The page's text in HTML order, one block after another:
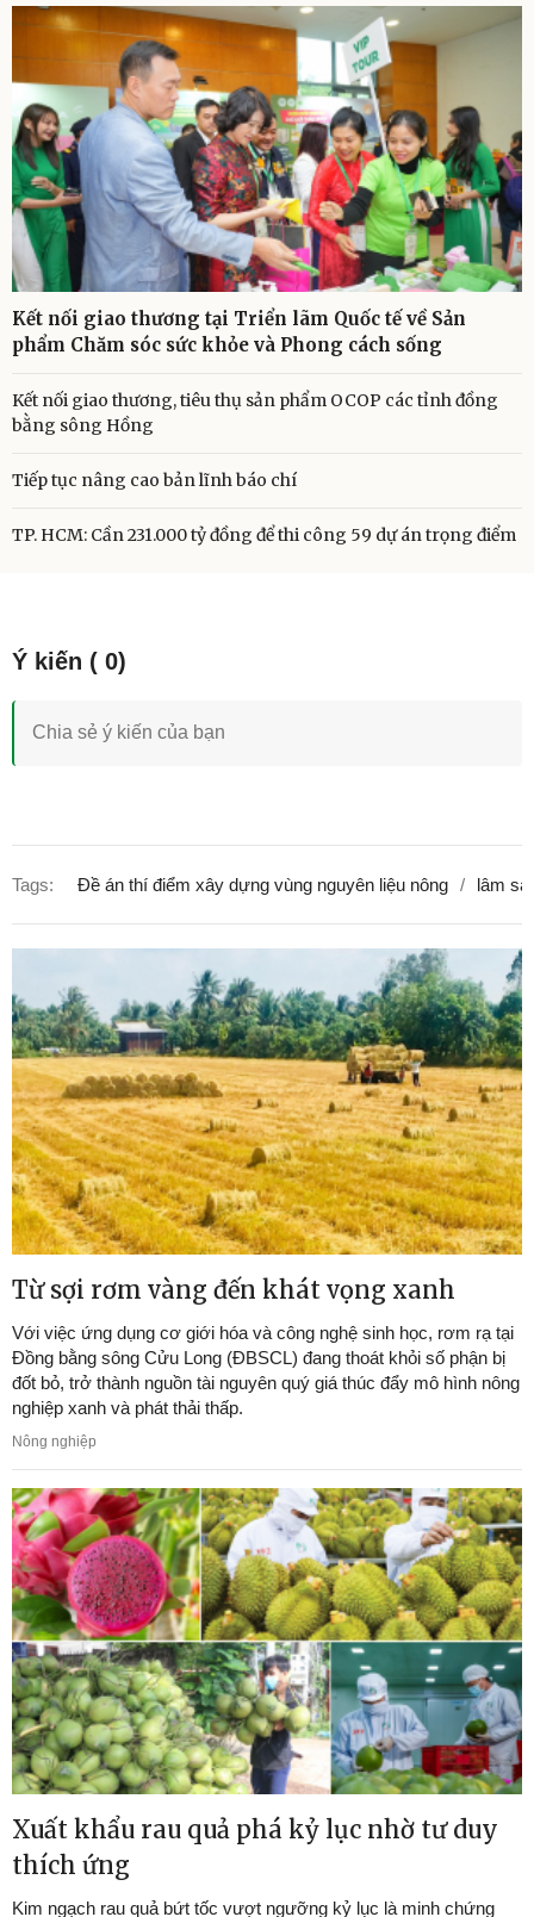
Kết nối giao thương tại Triển lãm Quốc tế về Sản
phẩm Chăm sóc sức khỏe và Phong cách sống
Kết nối giao thương, tiêu thụ sản phẩm OCOP các tỉnh đồng
bằng sông Hồng
Tiếp tục nâng cao bản lĩnh báo chí
TP. HCM: Cần 231.000 tỷ đồng để thi công 59 dự án trọng điểm
Tags: Đề án thí điểm xây dựng vùng nguyên liệu nông lâm
Từ sợi rơm vàng đến khát vọng xanh
Với việc ứng dụng cơ giới hóa và công nghệ sinh học, rơm rạ tại
Đồng bằng sông Cửu Long (ĐBSCL) đang thoát khỏi số phận bị
đốt bỏ, trở thành nguồn tài nguyên quý giá thúc đẩy mô hình nông
nghiệp xanh và phát thải thấp.
Nông nghiệp
Xuất khẩu rau quả phá kỷ lục nhờ tư duy
thích ứng
Kim ngạch rau quả bứt tốc vượt ngưỡng kỷ lục là minh chứng